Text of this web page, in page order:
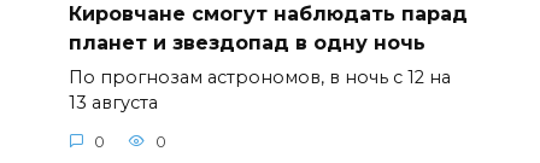
Кировчане смогут наблюдать парад
планет и звездопад в одну ночь
По прогнозам астрономов, в ночь с 12 на
13 августа
0 0